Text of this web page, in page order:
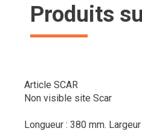
Produits
Article SCAR
Non visible site Scar
Longueur : 380 mm.